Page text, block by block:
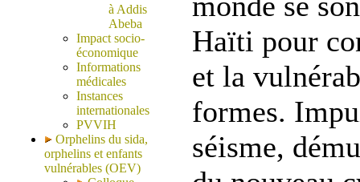
à Addis
Abeba
Impact socio-
économique
Informations
médicales
Instances
internationales
PVVIH
Orphelins du sida,
orphelins et enfants
vulnérables (OEV)
Haïti pour
et la
formes.
séisme,